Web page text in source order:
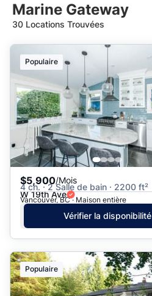
Marine Gateway
30 Locations Trouvées
Date: les plus récents d’abord
Date: les plus anciens d’abord
Prix - $$$ à $
Prix - $ à $$$
Populaire
$5,900/Mois
4 ch. · 2 Salle de bain · 2200 ft²
W 19th Ave
Vancouver, BC · Maison entière
Vérifier la disponibilité
Populaire